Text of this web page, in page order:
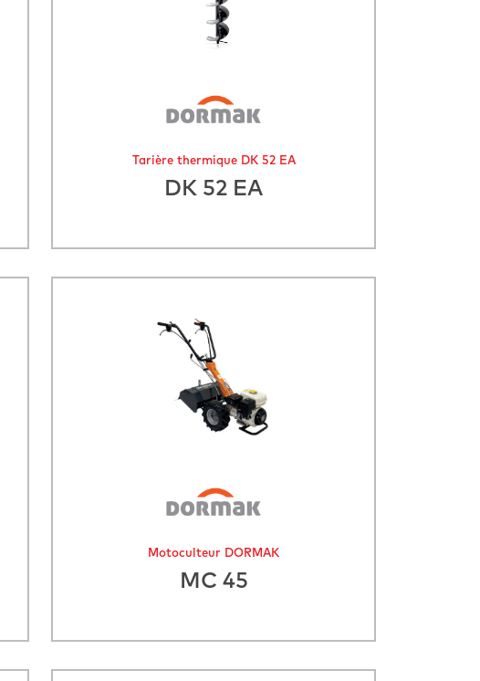
Tarière thermique DK 52 EA
DK 52 EA
Motoculteur DORMAK
MC 45